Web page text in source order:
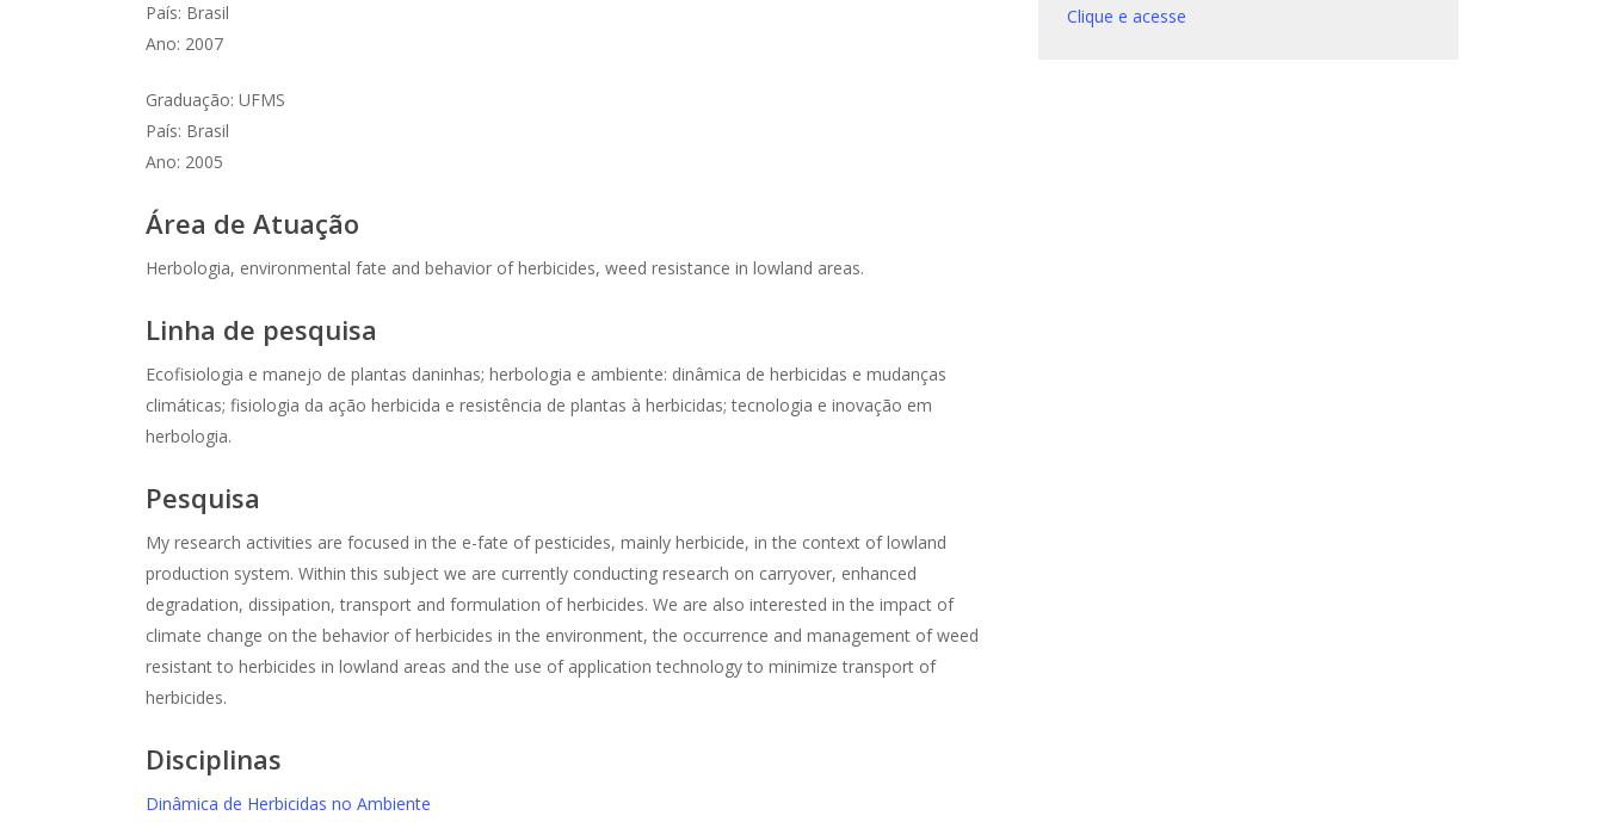
País: Brasil
Ano: 2007
Graduação: UFMS
País: Brasil
Ano: 2005
Área de Atuação
Herbologia, environmental fate and behavior of herbicides, weed resistance in lowland areas.
Linha de pesquisa
Ecofisiologia e manejo de plantas daninhas; herbologia e ambiente: dinâmica de herbicidas e mudanças
climáticas; fisiologia da ação herbicida e resistência de plantas à herbicidas; tecnologia e inovação em
herbologia.
Pesquisa
My research activities are focused in the e-fate of pesticides, mainly herbicide, in the context of lowland
production system. Within this subject we are currently conducting research on carryover, enhanced
degradation, dissipation, transport and formulation of herbicides. We are also interested in the impact of
climate change on the behavior of herbicides in the environment, the occurrence and management of weed
resistant to herbicides in lowland areas and the use of application technology to minimize transport of
herbicides.
Disciplinas
Dinâmica de Herbicidas no Ambiente
Clique e acesse